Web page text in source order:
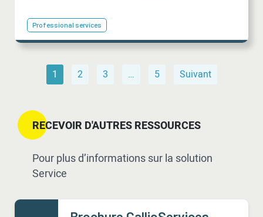
Professional services
1 2 3 … 5 Suivant
RECEVOIR D'AUTRES RESSOURCES
Pour plus d’informations sur la solution
Service